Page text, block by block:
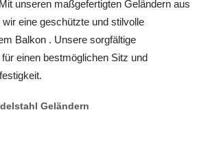
unseren maßgefertigten Geländern aus
eine geschützte und stilvolle
Balkon . Unsere sorgfältige
einen bestmöglichen Sitz und
Geländern